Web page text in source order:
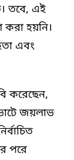
তবে, এই
করা হয়নি।
এবং
করেছেন,
জয়লাভ
পরে